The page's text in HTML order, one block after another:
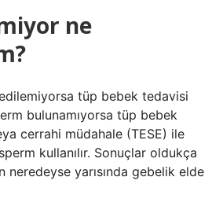
ne
tüp bebek tedavisi
bulunamıyorsa tüp bebek
cerrahi müdahale (TESE) ile
kullanılır. Sonuçlar oldukça
neredeyse yarısında gebelik elde